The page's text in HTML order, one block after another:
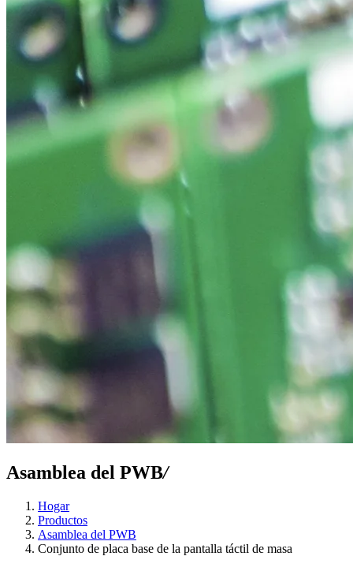
Asamblea del PWB/
Hogar
Productos
Asamblea del PWB
Conjunto de placa base de la pantalla táctil de masa